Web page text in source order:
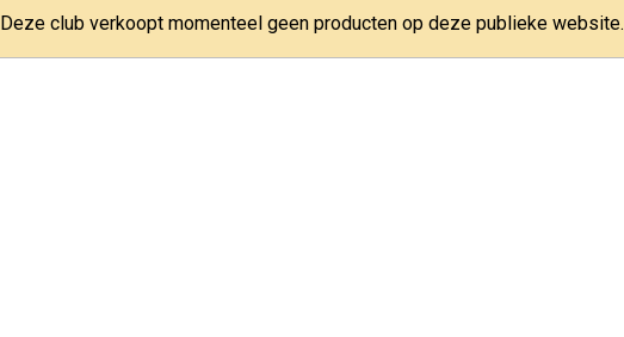
Deze club verkoopt momenteel geen producten op deze publieke website.